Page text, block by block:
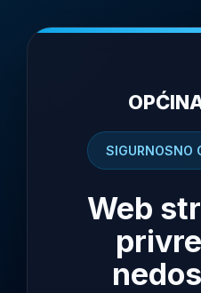
SIGURNOSNO
Web